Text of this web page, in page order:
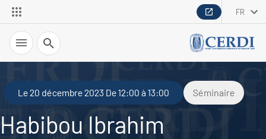
FR
Recherche
Le 20 décembre 2023 De 12:00 à 13:00 Séminaire
Habibou Ibrahim